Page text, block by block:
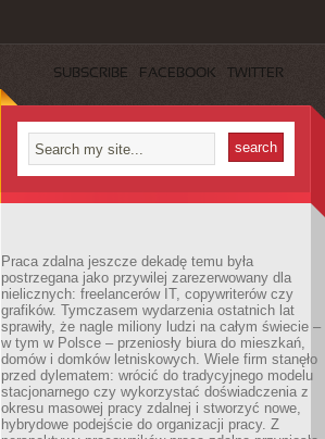
SUBSCRIBE FACEBOOK TWITTER
Praca zdalna jeszcze dekadę temu była
postrzegana jako przywilej zarezerwowany dla
nielicznych: freelancerów IT, copywriterów czy
grafików. Tymczasem wydarzenia ostatnich lat
sprawiły, że nagle miliony ludzi na całym świecie –
w tym w Polsce – przeniosły biura do mieszkań,
domów i domków letniskowych. Wiele firm stanęło
przed dylematem: wrócić do tradycyjnego modelu
stacjonarnego czy wykorzystać doświadczenia z
okresu masowej pracy zdalnej i stworzyć nowe,
hybrydowe podejście do organizacji pracy. Z